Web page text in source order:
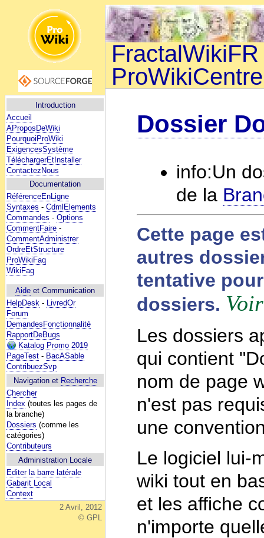
Introduction
Accueil
AProposDeWiki
PourquoiProWiki
ExigencesSystème
TéléchargerEtInstaller
ContactezNous
Documentation
RéférenceEnLigne
Syntaxes - CdmlElements
Commandes - Options
CommentFaire -
CommentAdministrer
OrdreEtStructure
ProWikiFaq
WikiFaq
Aide et Communication
HelpDesk - LivredOr
Forum
DemandesFonctionnalité
RapportDeBugs
Katalog Promo 2019
PageTest - BacASable
ContribuezSvp
Navigation et Recherche
Chercher
Index (toutes les pages de
la branche)
Dossiers (comme les
catégories)
Contributeurs
Administration Locale
Editer la barre latérale
Gabarit Local
Context
2 Avril, 2012
© GPL
FractalWikiFR
ProWikiCentre
Dossier
info:Un
de la
Cette page
autres
tentative
dossiers.
Les dossiers
qui contient
nom de page
n'est pas
une
Le logiciel lui-
wiki tout en
et les affiche
n'importe